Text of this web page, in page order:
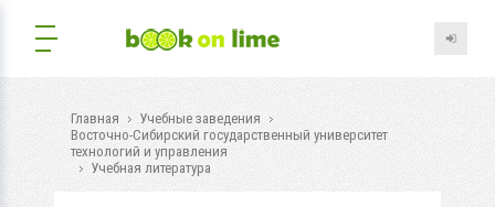
Главная
Учебные заведения
Восточно-Сибирский государственный университет
технологий и управления
Учебная литература